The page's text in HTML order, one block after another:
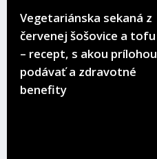
Vegetariánska sekaná z
červenej šošovice a tofu
– recept, s akou prílohou
podávať a zdravotné
benefity